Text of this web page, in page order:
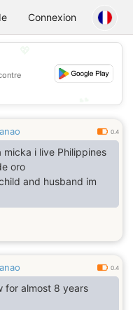
ChatConnexion
0.4
micka i live Philippines
oro
and husband im
0.4
for almost 8 years